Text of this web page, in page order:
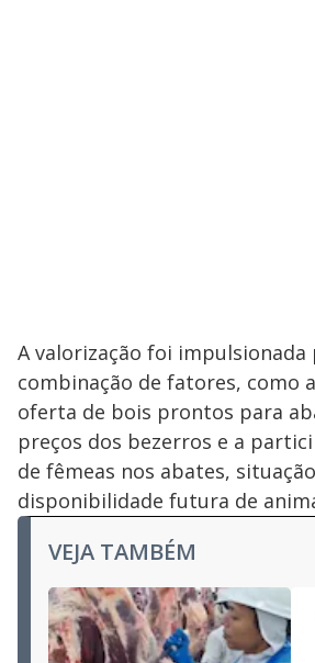
A valorização foi impulsionada
combinação de fatores, como
oferta de bois prontos para
preços dos bezerros e a
de fêmeas nos abates,
disponibilidade futura de
VEJA TAMBÉM